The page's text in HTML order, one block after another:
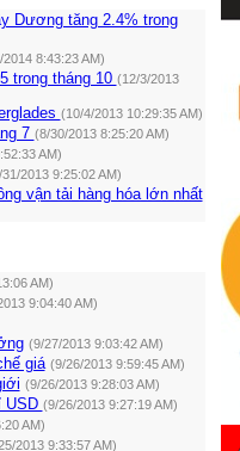
Dương tăng 2.4% trong
2014 8:43:23 AM)
trong tháng 10 (12/3/2013
(10/4/2013 10:29:35 AM)
7 (8/30/2013 8:25:20 AM)
AM)
2013 9:25:02 AM)
vận tải hàng hóa lớn nhất
AM)
9:04:40 AM)
(9/27/2013 9:03:42 AM)
giá (9/26/2013 9:59:45 AM)
(9/26/2013 9:28:03 AM)
USD (9/26/2013 9:27:19 AM)
AM)
2013 9:33:57 AM)